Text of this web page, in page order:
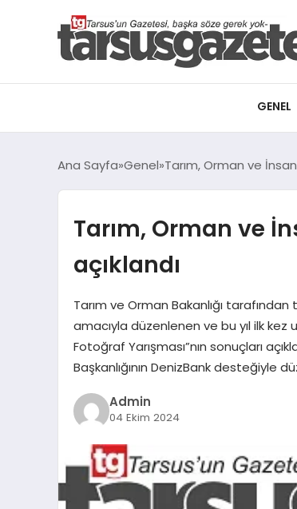
GENEL
Ana Sayfa Genel Tarım, Orman ve
Tarım, Orman ve
açıklandı
Tarım ve Orman Bakanlığı tarafından
amacıyla düzenlenen ve bu yıl ilk kez
Fotoğraf Yarışması”nın sonuçları
Başkanlığının DenizBank desteğiyle
Admin
04 Ekim 2024